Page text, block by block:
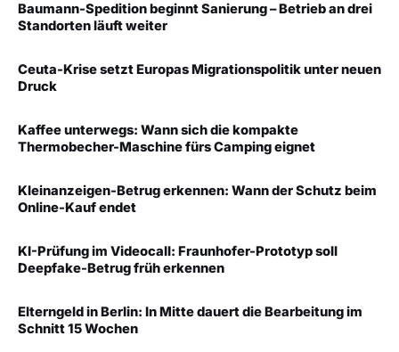
Baumann-Spedition beginnt Sanierung – Betrieb an drei
Standorten läuft weiter
Ceuta-Krise setzt Europas Migrationspolitik unter neuen
Druck
Kaffee unterwegs: Wann sich die kompakte
Thermobecher-Maschine fürs Camping eignet
Kleinanzeigen-Betrug erkennen: Wann der Schutz beim
Online-Kauf endet
KI-Prüfung im Videocall: Fraunhofer-Prototyp soll
Deepfake-Betrug früh erkennen
Elterngeld in Berlin: In Mitte dauert die Bearbeitung im
Schnitt 15 Wochen